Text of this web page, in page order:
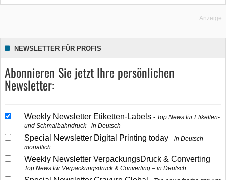
Anzeige
NEWSLETTER FÜR PROFIS
Abonnieren Sie jetzt Ihre persönlichen
Newsletter:
Weekly Newsletter Etiketten-Labels
Top News für Etiketten-
und Schmalbahndruck - in Deutsch
Special Newsletter Digital Printing today
in Deutsch –
monatlich
Weekly Newsletter VerpackungsDruck & Converting
Top News für Verpackungsdruck & Converting – in Deutsch